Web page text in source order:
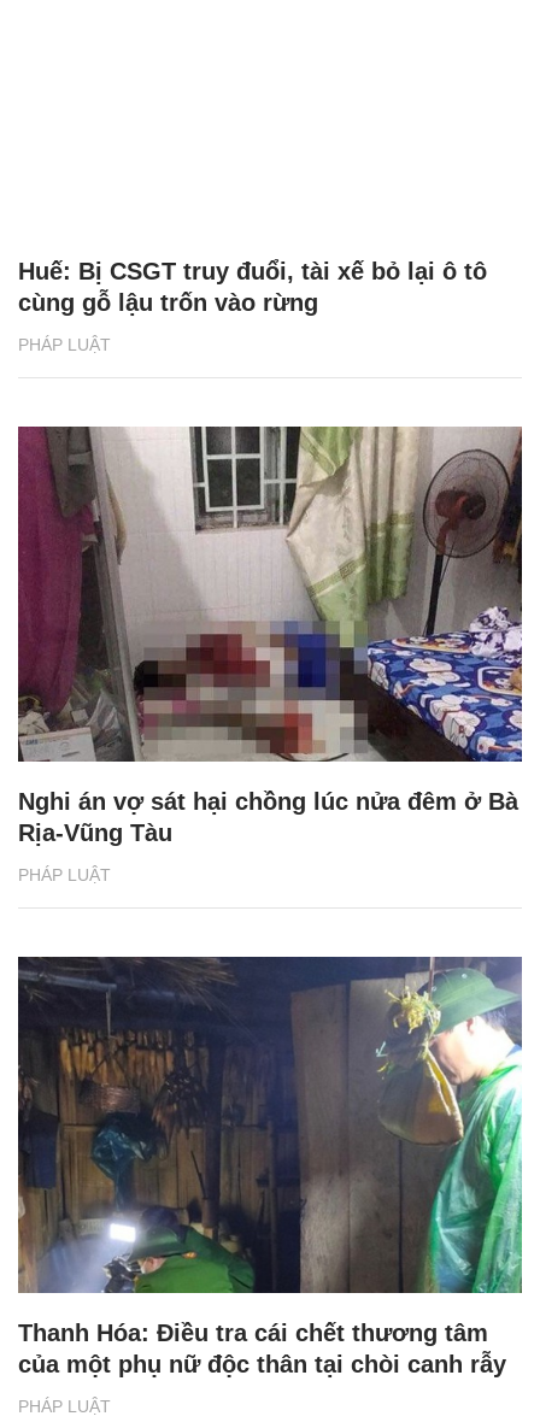
PHÁP LUẬT
Huế: Bị CSGT truy đuổi, tài xế bỏ lại ô tô
cùng gỗ lậu trốn vào rừng
PHÁP LUẬT
Nghi án vợ sát hại chồng lúc nửa đêm ở Bà
Rịa-Vũng Tàu
PHÁP LUẬT
Thanh Hóa: Điều tra cái chết thương tâm
của một phụ nữ độc thân tại chòi canh rẫy